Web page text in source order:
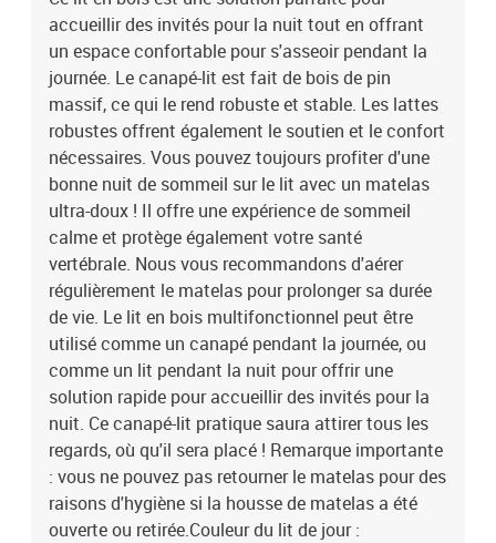
accueillir des invités pour la nuit tout en offrant
un espace confortable pour s'asseoir pendant la
journée. Le canapé-lit est fait de bois de pin
massif, ce qui le rend robuste et stable. Les lattes
robustes offrent également le soutien et le confort
nécessaires. Vous pouvez toujours profiter d'une
bonne nuit de sommeil sur le lit avec un matelas
ultra-doux ! Il offre une expérience de sommeil
calme et protège également votre santé
vertébrale. Nous vous recommandons d'aérer
régulièrement le matelas pour prolonger sa durée
de vie. Le lit en bois multifonctionnel peut être
utilisé comme un canapé pendant la journée, ou
comme un lit pendant la nuit pour offrir une
solution rapide pour accueillir des invités pour la
nuit. Ce canapé-lit pratique saura attirer tous les
regards, où qu'il sera placé ! Remarque importante
: vous ne pouvez pas retourner le matelas pour des
raisons d'hygiène si la housse de matelas a été
ouverte ou retirée.Couleur du lit de jour :